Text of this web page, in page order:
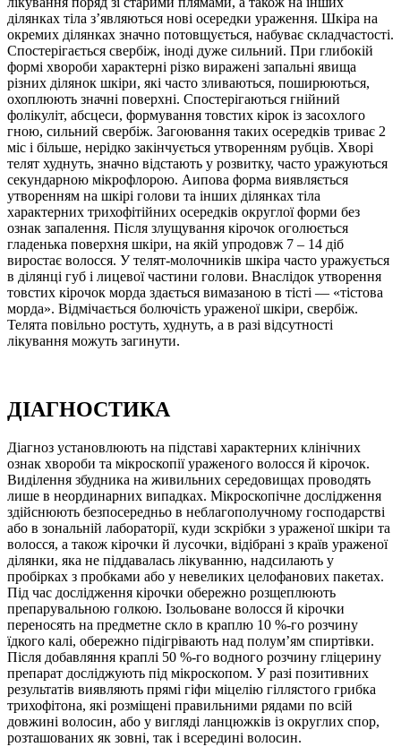
ділянках тіла з’являються нові осередки ураження. Шкіра на
окремих ділянках значно потовщується, набуває складчастості.
Спостерігається свербіж, іноді дуже сильний. При глибокій
формі хвороби характерні різко виражені запальні явища
різних ділянок шкіри, які часто зливаються, поширюються,
охоплюють значні поверхні. Спостерігаються гнійний
фолікуліт, абсцеси, формування товстих кірок із засохлого
гною, сильний свербіж. Загоювання таких осередків триває 2
міс і більше, нерідко закінчується утворенням рубців. Хворі
телят худнуть, значно відстають у розвитку, часто уражуються
секундарною мікрофлорою. Аипова форма виявляється
утворенням на шкірі голови та інших ділянках тіла
характерних трихофітійних осередків округлої форми без
ознак запалення. Після злущування кірочок оголюється
гладенька поверхня шкіри, на якій упродовж 7 – 14 діб
виростає волосся. У телят-молочників шкіра часто уражується
в ділянці губ і лицевої частини голови. Внаслідок утворення
товстих кірочок морда здається вимазаною в тісті — «тістова
морда». Відмічається болючість ураженої шкіри, свербіж.
Телята повільно ростуть, худнуть, а в разі відсутності
лікування можуть загинути.
ДІАГНОСТИКА
Діагноз установлюють на підставі характерних клінічних
ознак хвороби та мікроскопії ураженого волосся й кірочок.
Виділення збудника на живильних середовищах проводять
лише в неординарних випадках. Мікроскопічне дослідження
здійснюють безпосередньо в неблагополучному господарстві
або в зональній лабораторії, куди зскрібки з ураженої шкіри та
волосся, а також кірочки й лусочки, відібрані з країв ураженої
ділянки, яка не піддавалась лікуванню, надсилають у
пробірках з пробками або у невеликих целофанових пакетах.
Під час дослідження кірочки обережно розщеплюють
препарувальною голкою. Ізольоване волосся й кірочки
переносять на предметне скло в краплю 10 %-го розчину
їдкого калі, обережно підігрівають над полум’ям спиртівки.
Після добавляння краплі 50 %-го водного розчину гліцерину
препарат досліджують під мікроскопом. У разі позитивних
результатів виявляють прямі гіфи міцелію гіллястого грибка
трихофітона, які розміщені правильними рядами по всій
довжині волосин, або у вигляді ланцюжків із округлих спор,
розташованих як зовні, так і всередині волосин.